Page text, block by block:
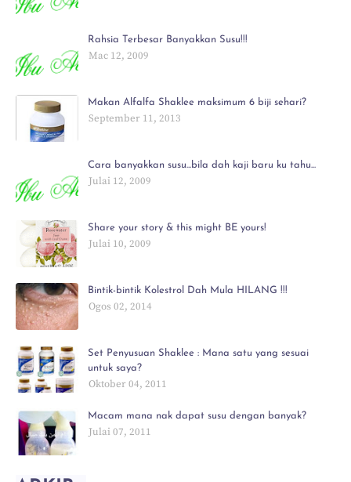
Rahsia Terbesar Banyakkan Susu!!!
Mac 12, 2009
Makan Alfalfa Shaklee maksimum 6 biji sehari?
September 11, 2013
Cara banyakkan susu...bila dah kaji baru ku tahu...
Julai 12, 2009
Share your story & this might BE yours!
Julai 10, 2009
Bintik-bintik Kolestrol Dah Mula HILANG !!!
Ogos 02, 2014
Set Penyusuan Shaklee : Mana satu yang sesuai
untuk saya?
Oktober 04, 2011
Macam mana nak dapat susu dengan banyak?
Julai 07, 2011